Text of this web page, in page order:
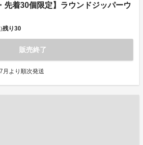
先着30個限定】ラウンドジッパーウ
残り30
販売終了
月より順次発送